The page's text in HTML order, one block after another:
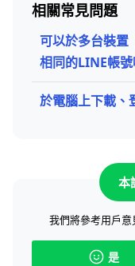
相關常見問題
可以於多台裝置
相同的LINE帳號
於電腦上下載、
本
我們將參考用戶意
是